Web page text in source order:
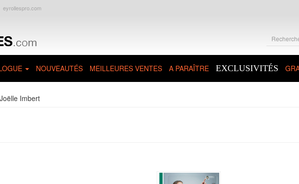
eyrollespro.com
NOUVEAUTÉS MEILLEURES VENTES A PARAÎTRE EXCLUSIVITÉS
Joëlle Imbert